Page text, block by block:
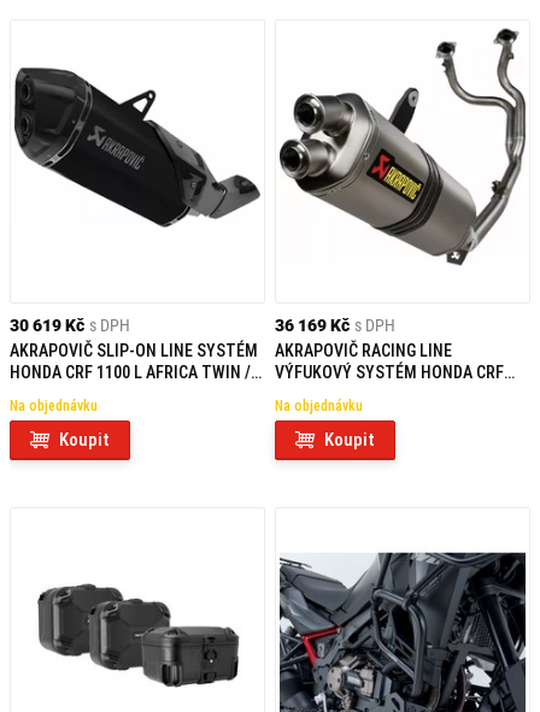
30 619 Kč s DPH
AKRAPOVIČ SLIP-ON LINE SYSTÉM
HONDA CRF 1100 L AFRICA TWIN /
Na objednávku
Koupit
36 169 Kč s DPH
AKRAPOVIČ RACING LINE
VÝFUKOVÝ SYSTÉM HONDA CRF
Na objednávku
Koupit